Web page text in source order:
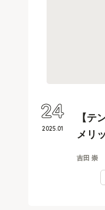
【テ
メリ
吉田 崇
2025 01
24